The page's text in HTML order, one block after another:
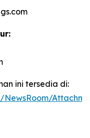
ini tersedia di: